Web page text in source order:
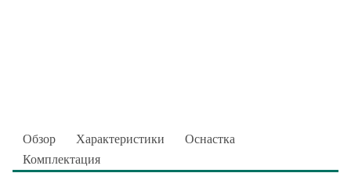
Обзор Характеристики
Оснастка
Комплектация